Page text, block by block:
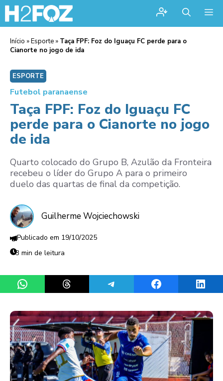
Início »Esporte » Taça FPF: Foz do Iguaçu FC perde para o
Cianorte no jogo de ida
ESPORTE
Futebol paranaense
Taça FPF: Foz do Iguaçu FC
perde para o Cianorte no jogo
de ida
Quarto colocado do Grupo B, Azulão da Fronteira
recebeu o líder do Grupo A para o primeiro
duelo das quartas de final da competição.
Guilherme Wojciechowski
19/10/2025
3 min de leitura
Share on WhatsAppShare on ThreadsShare on TelegramShare on Facebook